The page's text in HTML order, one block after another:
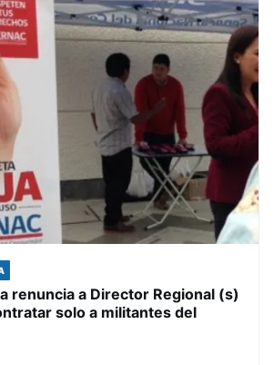
renuncia a Director Regional (s)
solo a militantes del